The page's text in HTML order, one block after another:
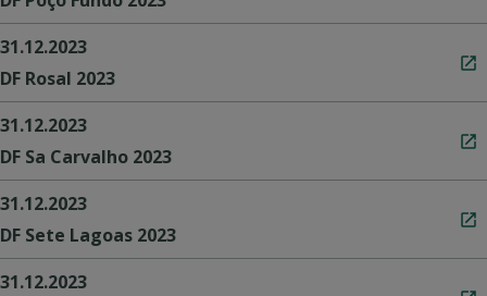
31.12.2023
DF Rosal 2023
31.12.2023
DF Sa Carvalho 2023
31.12.2023
DF Sete Lagoas 2023
31.12.2023